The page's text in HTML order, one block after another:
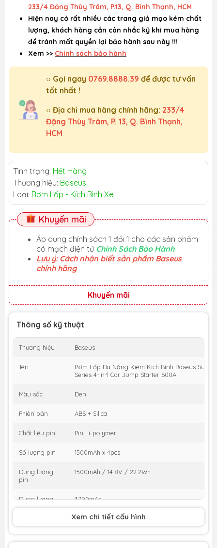
233/4 Đặng Thùy Trâm, P.13, Q. Bình Thạnh, HCM
Hiện nay có rất nhiều các trang giả mạo kém chất
lượng, khách hàng cần cân nhắc kỹ khi mua hàng
để tránh mất quyền lợi bảo hành sau này !!!
Xem >> Chính sách bảo hành
○ Gọi ngay 0769.8888.39 để được tư vấn
tốt nhất !
○ Địa chỉ mua hàng chính hãng: 233/4
Đặng Thùy Trâm, P. 13, Q. Bình Thạnh,
HCM
Tình trạng: Hết Hàng
Thương hiệu: Baseus
Loại: Bơm Lốp - Kích Bình Xe
Khuyến mãi
Áp dụng chính sách 1 đổi 1 cho các sản phẩm
có mạch điện tử Chính Sách Bảo Hành
Lưu ý: Cách nhận biết sản phẩm Baseus
chính hãng
Khuyến mãi
Thông số kỹ thuật
Thương hiệu Baseus
Tên
Bơm Lốp Đa Năng Kiêm Kích Bình Baseus Super
Series 4-in-1 Car Jump Starter 600A
Màu sắc Đen
Phiên bản ABS + Silica
Chất liệu pin Pin Li-polymer
Số lượng pin 1500mAh x 4pcs
Dung lượng
pin
1500mAh / 14.8V / 22.2Wh
Dung lượng
định mức
3700mAh
Input TypeC: 5V-2.4A
Xem chi tiết cấu hình